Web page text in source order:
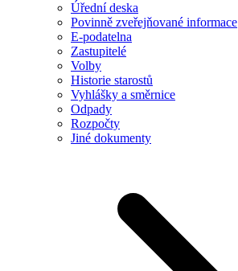
Úřední deska
Povinně zveřejňované informace
E-podatelna
Zastupitelé
Volby
Historie starostů
Vyhlášky a směrnice
Odpady
Rozpočty
Jiné dokumenty